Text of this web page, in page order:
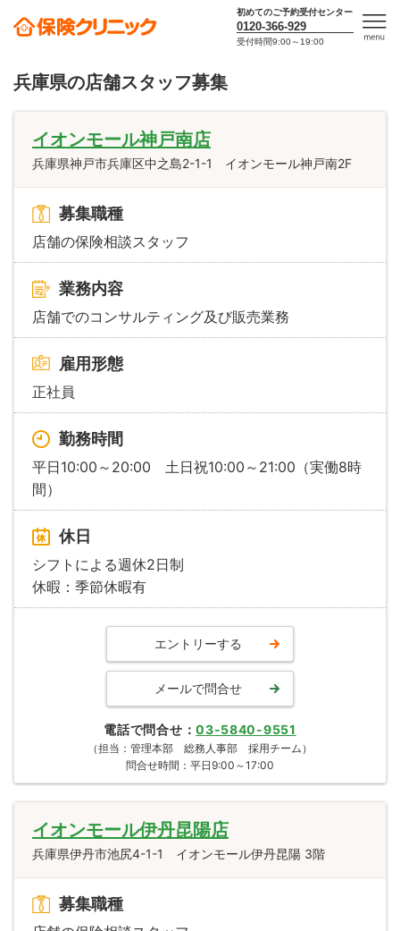
初めてのご予約受付センター
0120-366-929
受付時間9:00～19:00
兵庫県の店舗スタッフ募集
イオンモール神戸南店
兵庫県神戸市兵庫区中之島2-1-1 イオンモール神戸南2F
募集職種
店舗の保険相談スタッフ
業務内容
店舗でのコンサルティング及び販売業務
雇用形態
正社員
勤務時間
平日10:00～20:00 土日祝10:00～21:00（実働8時
間）
休日
シフトによる週休2日制
休暇：季節休暇有
エントリーする
メールで問合せ
電話で問合せ 03-5840-9551
（担当：管理本部 総務人事部 採用チーム）
問合せ時間：平日9:00～17:00
イオンモール伊丹昆陽店
兵庫県伊丹市池尻4-1-1 イオンモール伊丹昆陽 3階
募集職種